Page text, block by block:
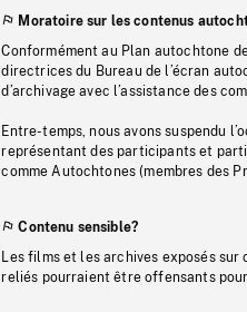
Moratoire sur les contenus
Conformément au Plan autochtone
directrices du Bureau de l’écran
d’archivage avec l’assistance des
Entre-temps, nous avons suspendu
représentant des participants et
comme Autochtones (membres des
Contenu sensible?
Les films et les archives exposés
reliés pourraient être offensants